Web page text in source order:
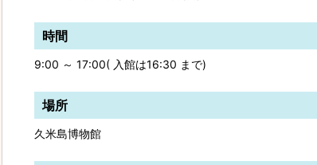
時間
9:00 ～ 17:00( 入館は16:30 まで)
場所
久米島博物館